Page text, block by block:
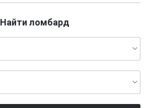
Найти ломбард